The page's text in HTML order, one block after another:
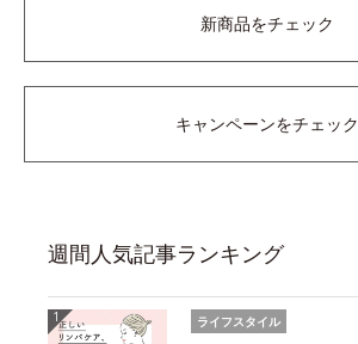
新商品をチェック
キャンペーンをチェック
週間人気記事ランキング
ライフスタイル